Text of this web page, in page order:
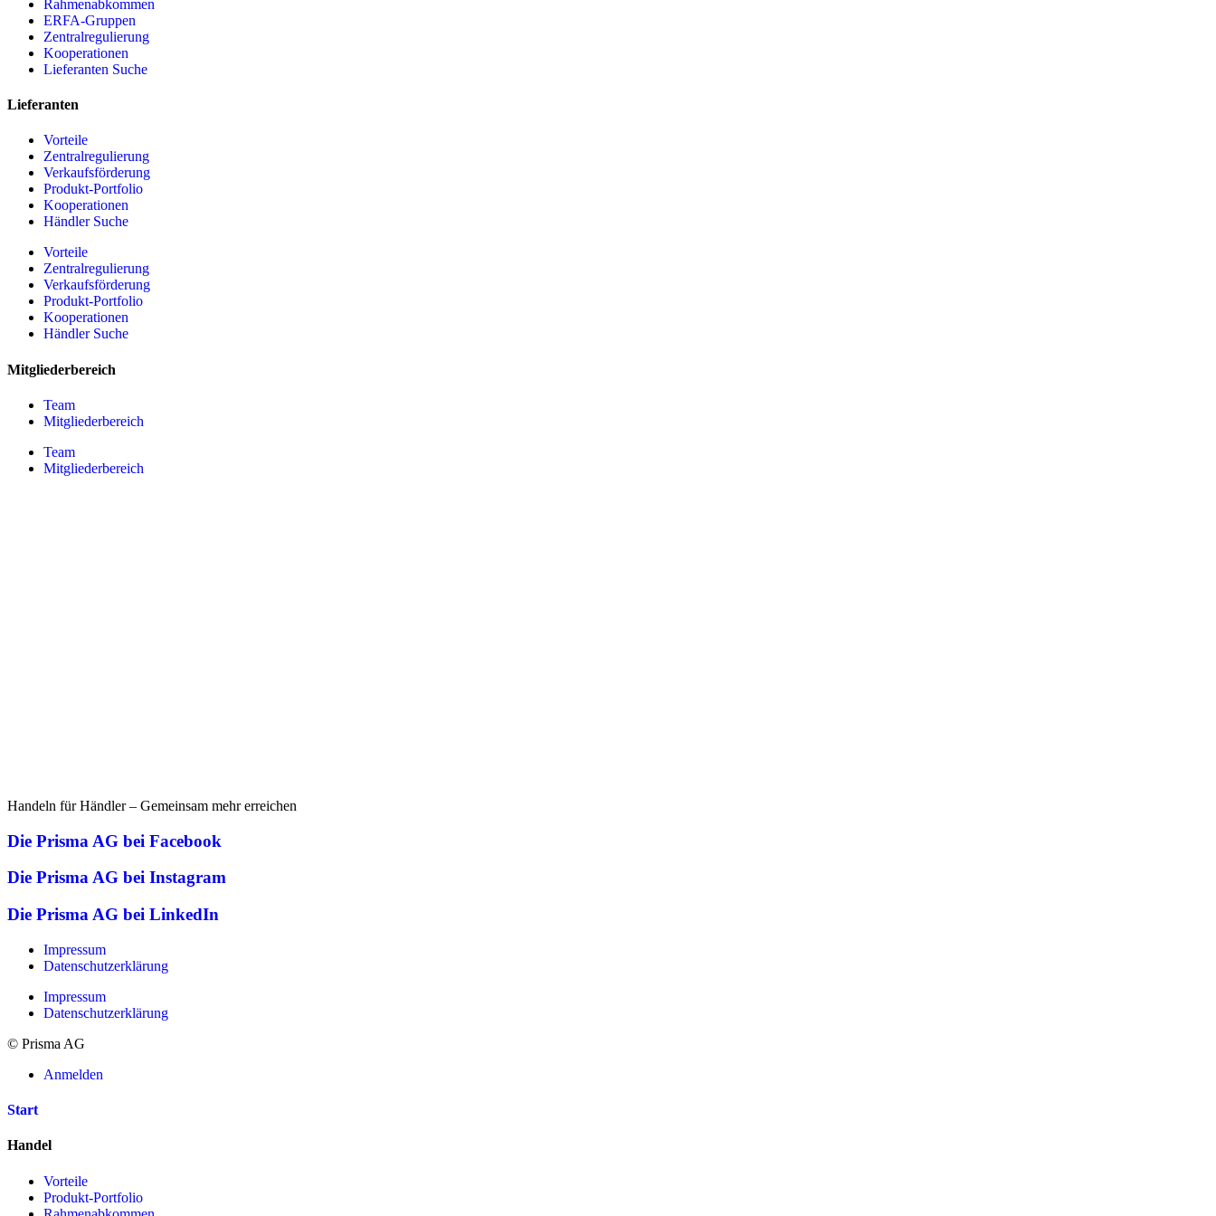
Rahmenabkommen
ERFA-Gruppen
Zentralregulierung
Kooperationen
Lieferanten Suche
Lieferanten
Vorteile
Zentralregulierung
Verkaufsförderung
Produkt-Portfolio
Kooperationen
Händler Suche
Vorteile
Zentralregulierung
Verkaufsförderung
Produkt-Portfolio
Kooperationen
Händler Suche
Mitgliederbereich
Team
Mitgliederbereich
Team
Mitgliederbereich
Handeln für Händler – Gemeinsam mehr erreichen
Die Prisma AG bei Facebook
Die Prisma AG bei Instagram
Die Prisma AG bei LinkedIn
Impressum
Datenschutzerklärung
Impressum
Datenschutzerklärung
© Prisma AG
Anmelden
Start
Handel
Vorteile
Produkt-Portfolio